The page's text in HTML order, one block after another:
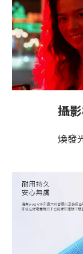
攝
煥發